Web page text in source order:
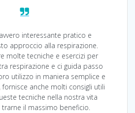
interessante pratico e
approccio alla respirazione.
molte tecniche e esercizi per
respirazione e ci guida passo
utilizzo in maniera semplice e
fornisce anche molti consigli utili
tecniche nella nostra vita
il massimo beneficio.